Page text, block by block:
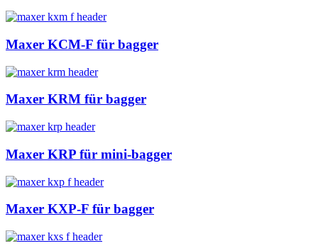
Maxer KCM-F für bagger
Maxer KRM für bagger
Maxer KRP für mini-bagger
Maxer KXP-F für bagger